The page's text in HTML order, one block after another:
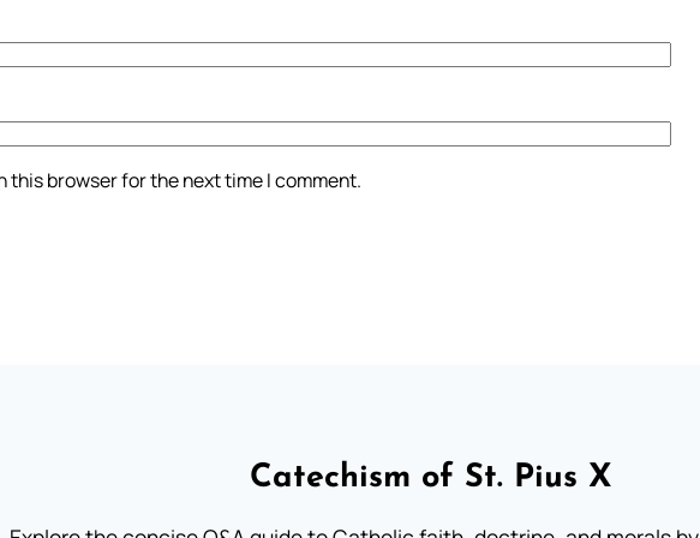
this browser for the next time I comment.
Catechism of St. Pius X